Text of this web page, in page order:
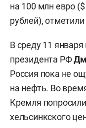
на 100 млн евро
рублей),
В среду 11
президента РФ
Россия пока не
на нефть. Во
Кремля
хельсинкского